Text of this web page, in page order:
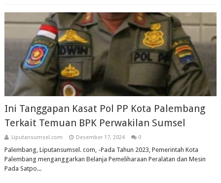
Ini Tanggapan Kasat Pol PP Kota Palembang
Terkait Temuan BPK Perwakilan Sumsel
Liputansumsel.com Desember 17, 2024 0
Palembang, Liputansumsel. com, -Pada Tahun 2023, Pemerintah Kota
Palembang menganggarkan Belanja Pemeliharaan Peralatan dan Mesin
Pada Satpo...